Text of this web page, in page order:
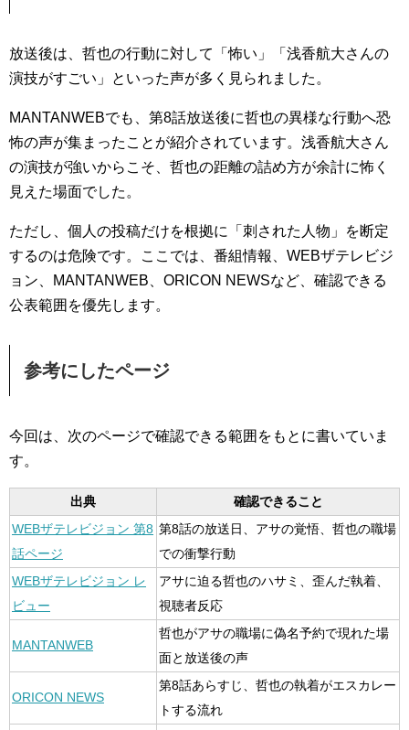
放送後は、哲也の行動に対して「怖い」「浅香航大さんの
演技がすごい」といった声が多く見られました。
MANTANWEBでも、第8話放送後に哲也の異様な行動へ恐
怖の声が集まったことが紹介されています。浅香航大さん
の演技が強いからこそ、哲也の距離の詰め方が余計に怖く
見えた場面でした。
ただし、個人の投稿だけを根拠に「刺された人物」を断定
するのは危険です。ここでは、番組情報、WEBザテレビジ
ョン、MANTANWEB、ORICON NEWSなど、確認できる
公表範囲を優先します。
参考にしたページ
今回は、次のページで確認できる範囲をもとに書いていま
す。
出典
確認できること
WEBザテレビジョン 第8
話ページ
第8話の放送日、アサの覚悟、哲也の職場
での衝撃行動
WEBザテレビジョン レ
ビュー
アサに迫る哲也のハサミ、歪んだ執着、
視聴者反応
MANTANWEB
哲也がアサの職場に偽名予約で現れた場
面と放送後の声
ORICON NEWS
第8話あらすじ、哲也の執着がエスカレー
トする流れ